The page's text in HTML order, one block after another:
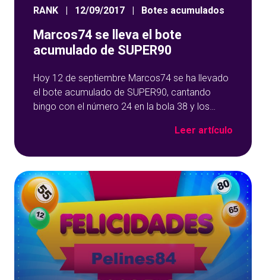
RANK | 12/09/2017 | Botes acumulados
Marcos74 se lleva el bote
acumulado de SUPER90
Hoy 12 de septiembre Marcos74 se ha llevado
el bote acumulado de SUPER90, cantando
bingo con el número 24 en la bola 38 y los
Marcos74 se ha llevado el bote acumulado de
Leer artículo